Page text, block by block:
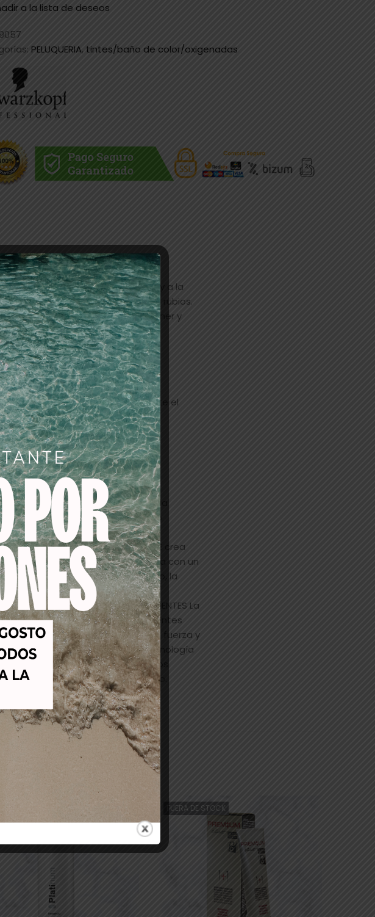
a la lista de deseos
PELUQUERIA, tintes/baño de color/oxigenadas
que proporciona rubios perfectos y a la
profesional especializada en rubios.
personalizadas para obtener y
los puentes del cabello durante el
antimetales
Debido a influencias externas como la
internos se rompe. Como
vuelve propenso a la rotura. La
productos de color de BLONDME crea
minimizar la rotura. Combinada con un
los iones metálicos en el cabello, la
ningún aditivo bonding o
EN EL SALÓN – CREACIÓN DE PUENTES La
de cuidado del salón crea puentes
capilar para un cabello con una fuerza y
DE LOS PUENTES La Tecnología
en casa mantiene y fortifica los
de color para un brillo duradero.
FUERA DE STOCK